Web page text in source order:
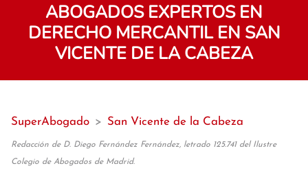
ABOGADOS EXPERTOS EN
DERECHO MERCANTIL EN SAN
VICENTE DE LA CABEZA
SuperAbogado > San Vicente de la Cabeza
Redacción de D. Diego Fernández Fernández, letrado 125.741 del Ilustre
Colegio de Abogados de Madrid.